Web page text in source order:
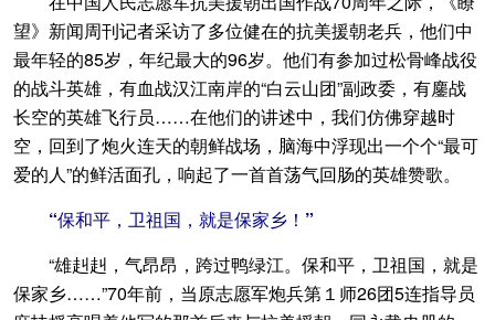
望》新闻周刊记者采访了多位健在的抗美援朝老兵，他们中
最年轻的85岁，年纪最大的96岁。他们有参加过松骨峰战役
的战斗英雄，有血战汉江南岸的“白云山团”副政委，有鏖战
长空的英雄飞行员……在他们的讲述中，我们仿佛穿越时
空，回到了炮火连天的朝鲜战场，脑海中浮现出一个个“最可
爱的人”的鲜活面孔，响起了一首首荡气回肠的英雄赞歌。
“保和平，卫祖国，就是保家乡！”
“雄赳赳，气昂昂，跨过鸭绿江。保和平，卫祖国，就是
保家乡……”70年前，当原志愿军炮兵第１师26团5连指导员